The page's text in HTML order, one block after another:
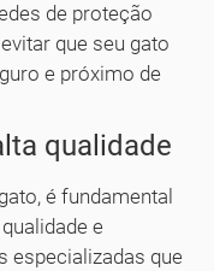
de proteção
que seu gato
e próximo de
qualidade
é fundamental
e
especializadas que